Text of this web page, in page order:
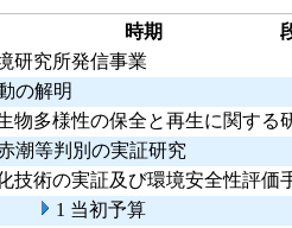
時期
研究所発信事業
の解明
物多様性の保全と再生に関する
潮等判別の実証研究
技術の実証及び環境安全性評価
1 当初予算